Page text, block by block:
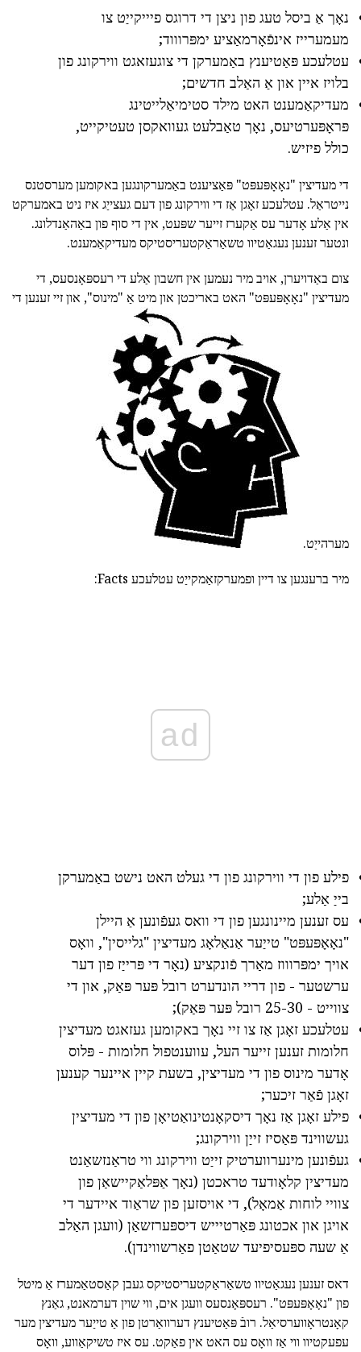
נאָך אַ ביסל טעג פון ניצן די דרוגס פיייקייַט צו
מעמערייז אינפֿאָרמאַציע ימפּרוווד;
עטלעכע פּאַטיענץ באַמערקן די צוגעזאגט ווירקונג פון
בלויז איין און אַ האַלב חדשים;
מעדיקאַמענט האט מילד סטימיאַלייטינג
פּראָפּערטיעס, נאָך טאַבלעט געוואקסן טעטיקייט,
כולל פיזיש.
די מעדיצין "נאָאָפּעפּט" פּאַציענט באַמערקונגען באקומען מערסטנס
נייטראַל. עטלעכע זאָגן אַז די ווירקונג פון דעם געצייַג איז ניט באמערקט
אין אַלע אָדער עס אַקערז זייער שפּעט, אין די סוף פון באַהאַנדלונג.
ונטער זענען נעגאַטיוו טשאַראַקטעריסטיקס מעדיקאַמענט.
צום באַדויערן, אויב מיר נעמען אין חשבון אַלע די רעספּאָנסעס, די
מעדיצין "נאָאָפּעפּט" האט באריכטן און מיט אַ "מינוס", און זיי זענען די
מערהייַט.
מיר ברענגען צו דיין ופמערקזאַמקייַט עטלעכע Facts:
ad
פילע פון די ווירקונג פון די געלט האט נישט באַמערקן
בייַ אַלע;
עס זענען מיינונגען פון די וואס געפֿונען אַ היילן
"נאָאָפּעפּט" טייַער אַנאַלאָג מעדיצין "גלייסין", וואָס
אויך ימפּרוווז מאַרך פֿונקציע (נאָר די פּרייַז פון דער
ערשטער - פון דריי הונדערט רובל פּער פּאַק, און די
צווייט - 25-30 רובל פּער פּאַק);
עטלעכע זאָגן אַז צו זיי נאָך באקומען געזאגט מעדיצין
חלומות זענען זייער העל, עווענטפול חלומות - פּלוס
אָדער מינוס פון די מעדיצין, בשעת קיין איינער קענען
זאָגן פֿאַר זיכער;
פילע זאָגן אַז נאָך דיסקאָנטינואַטיאָן פון די מעדיצין
געשווינד פּאַסיז זייַן ווירקונג;
געפֿונען מינערווערטיק זייַט ווירקונג ווי טראַנזשאַנט
מעדיצין קלאָודעד טראכטן (נאָך אַפּלאַקיישאַן פון
צוויי לוחות אַמאָל), די אויסזען פון שראַוד איידער די
אויגן און אכטונג פּאַרטיייש דיספּערזשאַן (וועגן האַלב
אַ שעה ספּעסיפיעד שטאַטן פאַרשווינדן).
דאס זענען נעגאַטיוו טשאַראַקטעריסטיקס געבן קאַסטאַמערז אַ מיטל
פון "נאָאָפּעפּט". רעספּאָנסעס וועגן אים, ווי שוין דערמאנט, גאַנץ
קאָנטראָווערסיאַל. רובֿ פּאַטיענץ דערוואַרטן פון אַ טייַער מעדיצין מער
עפעקטיוו ווי אַז וואָס עס האט אין פאַקט. עס איז טשיקאַווע, וואָס